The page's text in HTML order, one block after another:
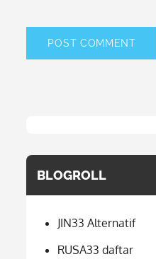
BLOGROLL
JIN33 Alternatif
RUSA33 daftar